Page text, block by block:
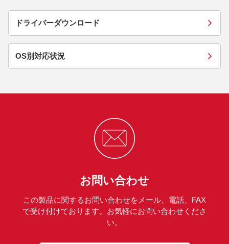
ドライバーダウンロード
OS別対応状況
お問い合わせ
この製品に関するお問い合わせをメール、電話、FAX
で受け付けております。お気軽にお問い合わせくださ
い。